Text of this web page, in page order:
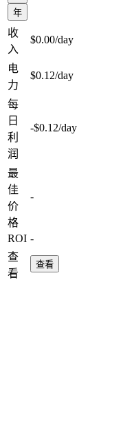
年
收
入
$0.00/day
电
力
$0.12/day
每
日
利
润
-$0.12/day
最
佳
价
格
-
ROI -
查
看
查看